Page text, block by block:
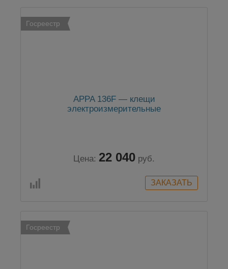
Госреестр
APPA 136F — клещи
электроизмерительные
Цена: 22 040 руб.
Госреестр